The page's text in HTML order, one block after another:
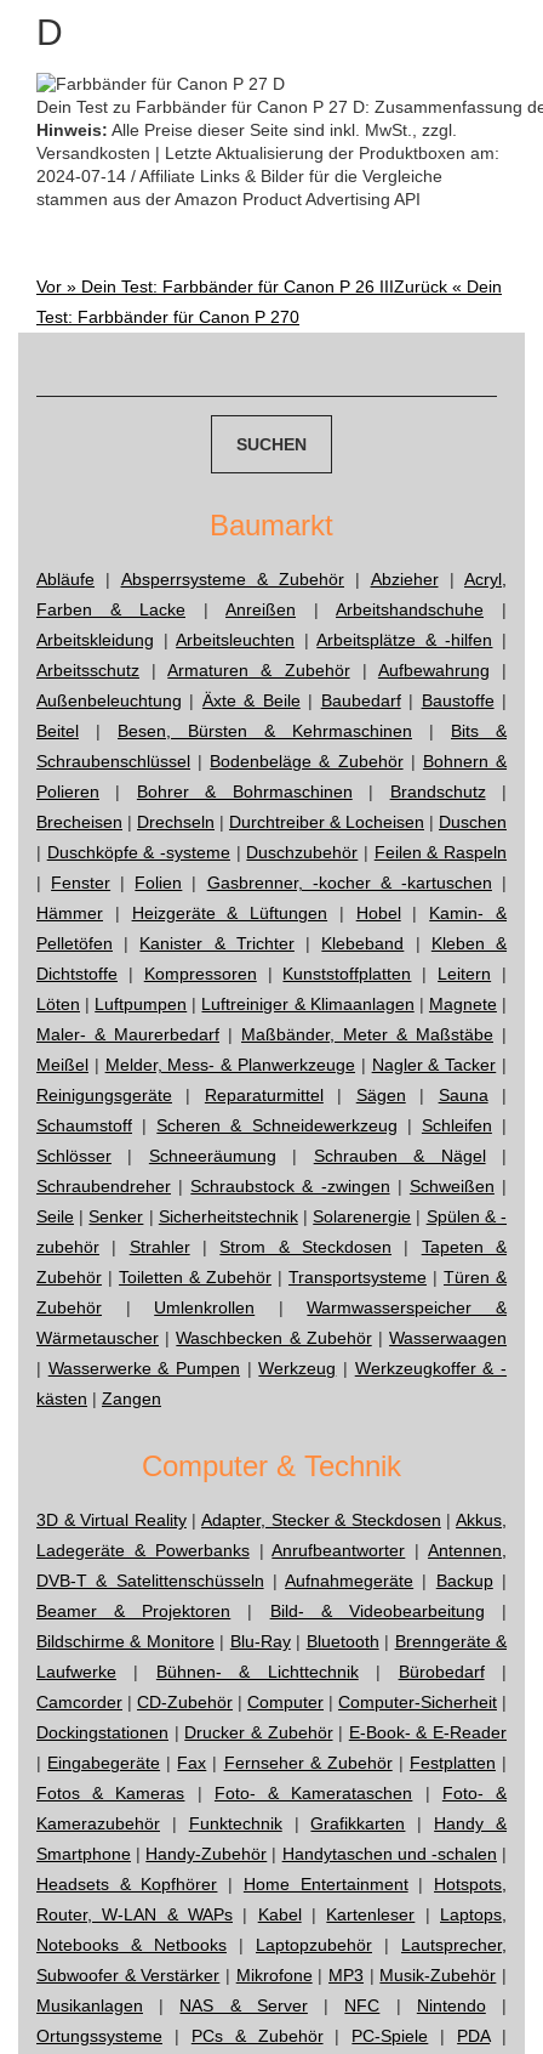
D
Dein Test zu Farbbänder für Canon P 27 D: Zusammenfassung
Hinweis: Alle Preise dieser Seite sind inkl. MwSt., zzgl.
Versandkosten | Letzte Aktualisierung der Produktboxen am:
2024-07-14 / Affiliate Links & Bilder für die Vergleiche
stammen aus der Amazon Product Advertising API
Post
Vor » Dein Test: Farbbänder für Canon P 26 IIIZurück « Dein
Test: Farbbänder für Canon P 270
Baumarkt
Abläufe | Absperrsysteme & Zubehör | Abzieher| Acryl,
Farben & Lacke | Anreißen | Arbeitshandschuhe |
Arbeitskleidung |Arbeitsleuchten |Arbeitsplätze & -hilfen |
Arbeitsschutz |Armaturen & Zubehör| Aufbewahrung |
Außenbeleuchtung | Äxte & Beile| Baubedarf| Baustoffe|
Beitel | Besen, Bürsten & Kehrmaschinen | Bits &
Schraubenschlüssel | Bodenbeläge & Zubehör| Bohnern &
Polieren | Bohrer & Bohrmaschinen | Brandschutz|
Brecheisen | Drechseln | Durchtreiber & Locheisen | Duschen
| Duschköpfe & -systeme | Duschzubehör | Feilen & Raspeln
| Fenster | Folien | Gasbrenner, -kocher & -kartuschen |
Hämmer | Heizgeräte & Lüftungen | Hobel| Kamin- &
Pelletöfen | Kanister & Trichter| Klebeband | Kleben &
Dichtstoffe | Kompressoren | Kunststoffplatten | Leitern |
Löten | Luftpumpen | Luftreiniger & Klimaanlagen | Magnete|
Maler- & Maurerbedarf | Maßbänder, Meter & Maßstäbe |
Meißel | Melder, Mess- & Planwerkzeuge | Nagler & Tacker |
Reinigungsgeräte | Reparaturmittel| Sägen | Sauna |
Schaumstoff |Scheren & Schneidewerkzeug | Schleifen |
Schlösser | Schneeräumung | Schrauben & Nägel|
Schraubendreher |Schraubstock & -zwingen | Schweißen |
Seile |Senker | Sicherheitstechnik|Solarenergie | Spülen & -
zubehör | Strahler|Strom & Steckdosen | Tapeten &
Zubehör | Toiletten & Zubehör | Transportsysteme | Türen &
Zubehör | Umlenkrollen |Warmwasserspeicher &
Wärmetauscher |Waschbecken & Zubehör|Wasserwaagen
| Wasserwerke & Pumpen |Werkzeug | Werkzeugkoffer & -
kästen | Zangen
Computer & Technik
3D & Virtual Reality|Adapter, Stecker & Steckdosen |Akkus,
Ladegeräte & Powerbanks|Anrufbeantworter |Antennen,
DVB-T & Satelittenschüsseln |Aufnahmegeräte | Backup|
Beamer & Projektoren | Bild- & Videobearbeitung |
Bildschirme & Monitore| Blu-Ray| Bluetooth | Brenngeräte &
Laufwerke | Bühnen- & Lichttechnik| Bürobedarf|
Camcorder | CD-Zubehör | Computer | Computer-Sicherheit |
Dockingstationen | Drucker & Zubehör| E-Book- & E-Reader
| Eingabegeräte | Fax | Fernseher & Zubehör| Festplatten |
Fotos & Kameras | Foto- & Kamerataschen | Foto- &
Kamerazubehör | Funktechnik|Grafikkarten | Handy &
Smartphone | Handy-Zubehör | Handytaschen und -schalen |
Headsets & Kopfhörer | Home Entertainment| Hotspots,
Router, W-LAN & WAPs | Kabel| Kartenleser | Laptops,
Notebooks & Netbooks | Laptopzubehör | Lautsprecher,
Subwoofer & Verstärker | Mikrofone| MP3 | Musik-Zubehör |
Musikanlagen | NAS & Server| NFC | Nintendo|
Ortungssysteme | PCs & Zubehör| PC-Spiele | PDA|